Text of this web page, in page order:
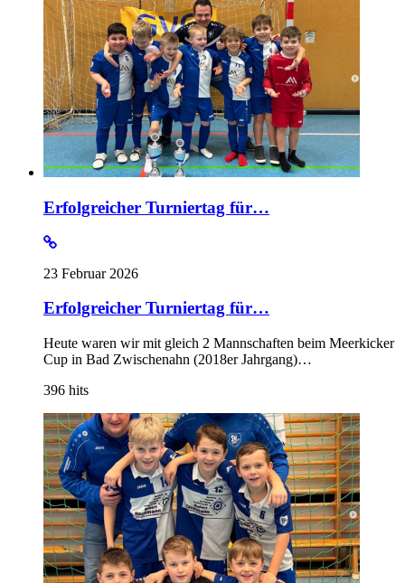
Erfolgreicher Turniertag für…
23 Februar 2026
Erfolgreicher Turniertag für…
Heute waren wir mit gleich 2 Mannschaften beim Meerkicker
Cup in Bad Zwischenahn (2018er Jahrgang)…
396 hits